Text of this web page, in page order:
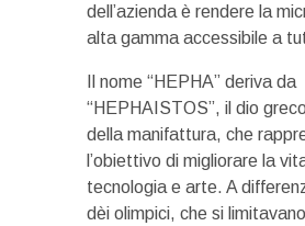
dell’azienda è rendere la
alta gamma accessibile a
Il nome “HEPHA” deriva da
“HEPHAISTOS”, il dio
della manifattura, che
l’obiettivo di migliorare la
tecnologia e arte. A
dèi olimpici, che si